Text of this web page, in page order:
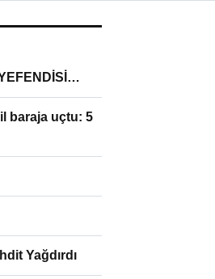
baraja uçtu: 5
Yağdırdı